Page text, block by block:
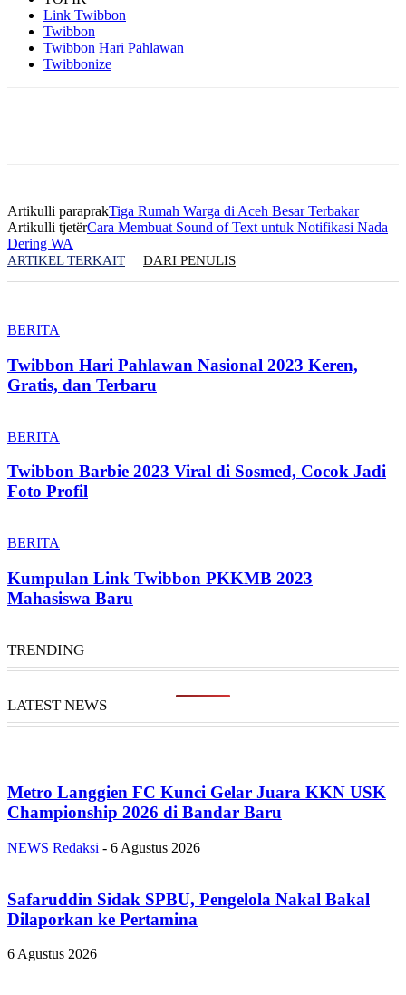
Link Twibbon
Twibbon
Twibbon Hari Pahlawan
Twibbonize
Artikulli paraprakTiga Rumah Warga di Aceh Besar Terbakar
Artikulli tjetërCara Membuat Sound of Text untuk Notifikasi Nada
Dering WA
ARTIKEL TERKAIT DARI PENULIS
BERITA
Twibbon Hari Pahlawan Nasional 2023 Keren,
Gratis, dan Terbaru
BERITA
Twibbon Barbie 2023 Viral di Sosmed, Cocok Jadi
Foto Profil
BERITA
Kumpulan Link Twibbon PKKMB 2023
Mahasiswa Baru
TRENDING
LATEST NEWS
Metro Langgien FC Kunci Gelar Juara KKN USK
Championship 2026 di Bandar Baru
NEWS Redaksi - 6 Agustus 2026
Safaruddin Sidak SPBU, Pengelola Nakal Bakal
Dilaporkan ke Pertamina
6 Agustus 2026